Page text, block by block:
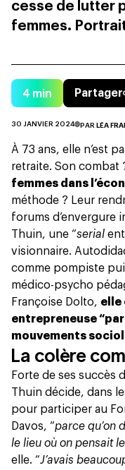
cesse de lutter
femmes.
4 min Partager
30 JANVIER 2024 PAR LÉA
À 73 ans, elle n’est
retraite. Son combat
femmes dans
méthode ? Leur
forums d’envergure
Thuin, une “serial
visionnaire.
comme pompiste
médico-psycho
Françoise Dolto, elle
entrepreneuse
mouvements
La colère
Forte de ses succès
Thuin décide, dans
pour participer au
Davos, “parce qu’on
le lieu où on pensait
elle. “J’avais